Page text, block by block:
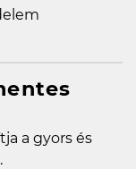
a gyors és